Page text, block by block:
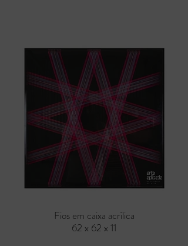
Fios em caixa acrílica
62 x 62 x 11